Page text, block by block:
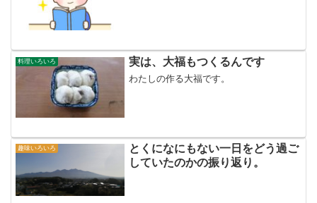
料理いろいろ 実は、大福もつくるんです
わたしの作る大福です。
趣味いろいろ
とくになにもない一日をどう過ご
していたのかの振り返り。